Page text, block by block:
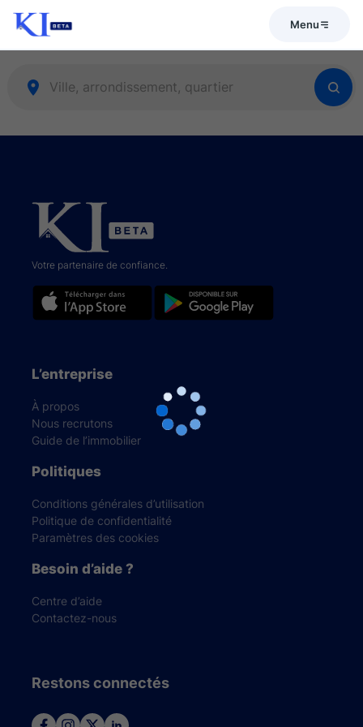
Menu
Votre partenaire de confiance.
L’entreprise
À propos
Nous recrutons
Guide de l’immobilier
Politiques
Conditions générales d’utilisation
Politique de confidentialité
Paramètres des cookies
Besoin d’aide ?
Centre d’aide
Contactez-nous
Restons connectés